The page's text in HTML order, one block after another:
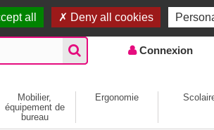
Accueil |
Connexion
Mobilier,
équipement de
bureau
Ergonomie
all Deny all cookies